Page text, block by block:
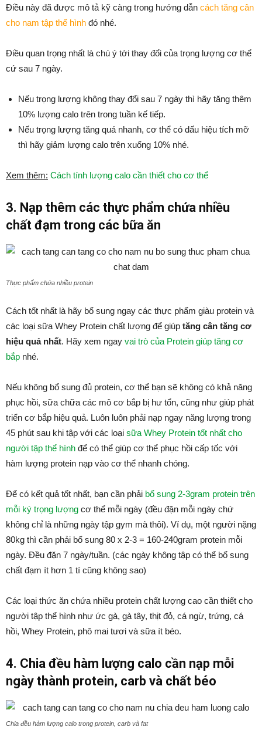
Điều này đã được mô tả kỹ càng trong hướng dẫn cách tăng cân
cho nam tập thể hình đó nhé.
Điều quan trọng nhất là chú ý tới thay đổi của trọng lượng cơ thể
cứ sau 7 ngày.
Nếu trọng lượng không thay đổi sau 7 ngày thì hãy tăng thêm
10% lượng calo trên trong tuần kế tiếp.
Nếu trọng lượng tăng quá nhanh, cơ thể có dấu hiệu tích mỡ
thì hãy giảm lượng calo trên xuống 10% nhé.
Xem thêm: Cách tính lượng calo cần thiết cho cơ thể
3. Nạp thêm các thực phẩm chứa nhiều
chất đạm trong các bữa ăn
Thực phẩm chứa nhiều protein
Cách tốt nhất là hãy bổ sung ngay các thực phẩm giàu protein và
các loại sữa Whey Protein chất lượng để giúp tăng cân tăng cơ
hiệu quả nhất. Hãy xem ngay vai trò của Protein giúp tăng cơ
bắp nhé.
Nếu không bổ sung đủ protein, cơ thể bạn sẽ không có khả năng
phục hồi, sữa chữa các mô cơ bắp bị hư tổn, cũng như giúp phát
triển cơ bắp hiệu quả. Luôn luôn phải nạp ngay năng lượng trong
45 phút sau khi tập với các loại sữa Whey Protein tốt nhất cho
người tập thể hình để có thể giúp cơ thể phục hồi cấp tốc với
hàm lượng protein nạp vào cơ thể nhanh chóng.
Để có kết quả tốt nhất, bạn cần phải bổ sung 2-3gram protein trên
mỗi ký trọng lượng cơ thể mỗi ngày (đều đặn mỗi ngày chứ
không chỉ là những ngày tập gym mà thôi). Ví dụ, một người nặng
80kg thì cần phải bổ sung 80 x 2-3 = 160-240gram protein mỗi
ngày. Đều đặn 7 ngày/tuần. (các ngày không tập có thể bổ sung
chất đạm ít hơn 1 tí cũng không sao)
Các loại thức ăn chứa nhiều protein chất lượng cao cần thiết cho
người tập thể hình như ức gà, gà tây, thịt đỏ, cá ngừ, trứng, cá
hồi, Whey Protein, phô mai tươi và sữa ít béo.
4. Chia đều hàm lượng calo cần nạp mỗi
ngày thành protein, carb và chất béo
Chia đều hàm lượng calo trong protein, carb và fat